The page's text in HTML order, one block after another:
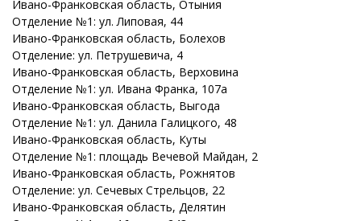
Ивано-Франковская область, Отыния
Отделение №1: ул. Липовая, 44
Ивано-Франковская область, Болехов
Отделение: ул. Петрушевича, 4
Ивано-Франковская область, Верховина
Отделение №1: ул. Ивана Франка, 107а
Ивано-Франковская область, Выгода
Отделение №1: ул. Данила Галицкого, 48
Ивано-Франковская область, Куты
Отделение №1: площадь Вечевой Майдан, 2
Ивано-Франковская область, Рожнятов
Отделение: ул. Сечевых Стрельцов, 22
Ивано-Франковская область, Делятин